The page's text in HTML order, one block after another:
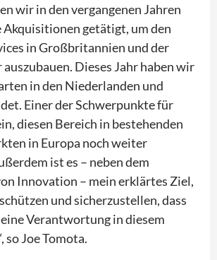
wir in den vergangenen Jahren
getätigt, um den
in Großbritannien und der
Dieses Jahr haben wir
in den Niederlanden und
Einer der Schwerpunkte für
diesen Bereich in bestehenden
in Europa noch weiter
ist es – neben dem
Innovation – mein erklärtes Ziel,
und sicherzustellen, dass
Verantwortung in diesem
so Joe Tomota.